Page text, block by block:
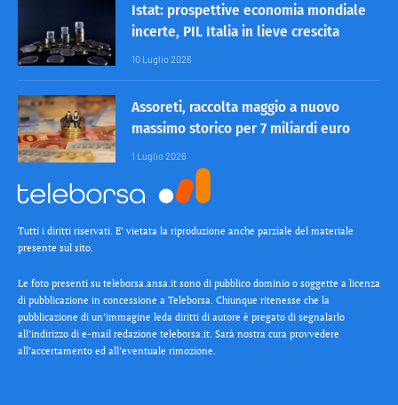
Istat: prospettive economia mondiale
incerte, PIL Italia in lieve crescita
10 Luglio 2026
Assoreti, raccolta maggio a nuovo
massimo storico per 7 miliardi euro
1 Luglio 2026
Tutti i diritti riservati. E’ vietata la riproduzione anche parziale del materiale
presente sul sito.
Le foto presenti su teleborsa.ansa.it sono di pubblico dominio o soggette a licenza
di pubblicazione in concessione a Teleborsa. Chiunque ritenesse che la
pubblicazione di un’immagine leda diritti di autore è pregato di segnalarlo
all’indirizzo di e-mail redazione teleborsa.it. Sarà nostra cura provvedere
all’accertamento ed all’eventuale rimozione.